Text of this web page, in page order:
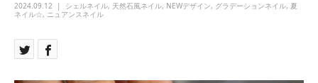
2024.09.12 シェルネイル, 天然石風ネイル, NEWデザイン, グラデーションネイル, 夏
ネイル☆, ニュアンスネイル